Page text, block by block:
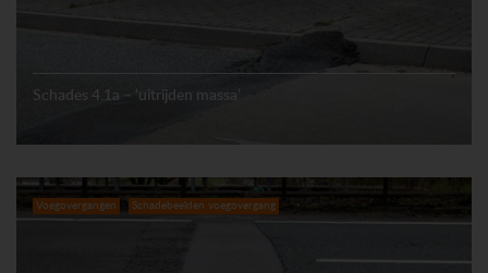
Schades 4.1a – ‘uitrijden massa’
Voegovergangen Schadebeelden voegovergang